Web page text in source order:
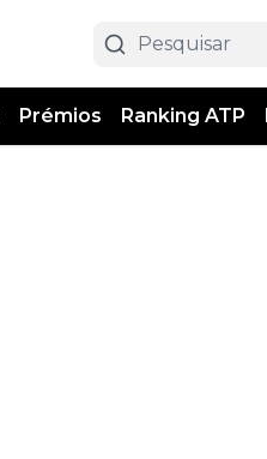
Prémios Ranking ATP